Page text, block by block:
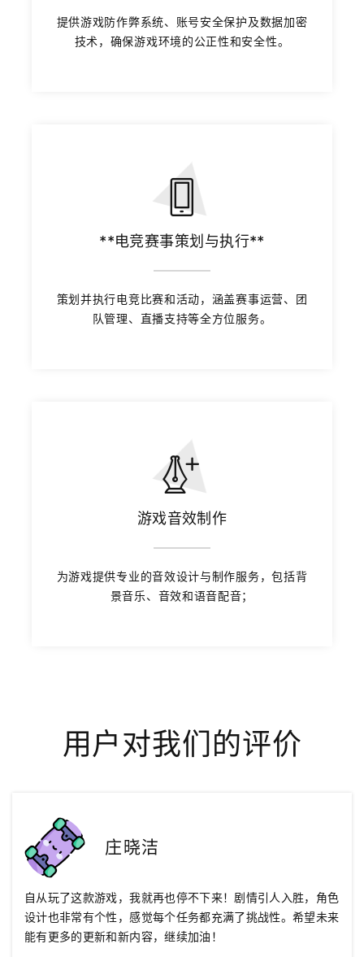
提供游戏防作弊系统、账号安全保护及数据加密
技术，确保游戏环境的公正性和安全性。
**电竞赛事策划与执行**
策划并执行电竞比赛和活动，涵盖赛事运营、团
队管理、直播支持等全方位服务。
游戏音效制作
为游戏提供专业的音效设计与制作服务，包括背
景音乐、音效和语音配音；
用户对我们的评价
庄晓洁
自从玩了这款游戏，我就再也停不下来！剧情引人入胜，角色
设计也非常有个性，感觉每个任务都充满了挑战性。希望未来
能有更多的更新和新内容，继续加油！